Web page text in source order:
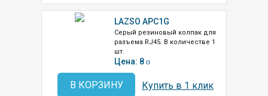
LAZSO APC1G
Серый резиновый колпак для
разъема RJ45. В количестве 1
шт.
Цена: 8 o
В КОРЗИНУ Купить в 1 клик